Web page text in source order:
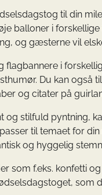
til din
balloner i
og gæsterne vil
flagbannere i
Du kan også
og citater på
og stilfuld pyntning,
til temaet for
og hyggelig
som f.eks. konfetti
som